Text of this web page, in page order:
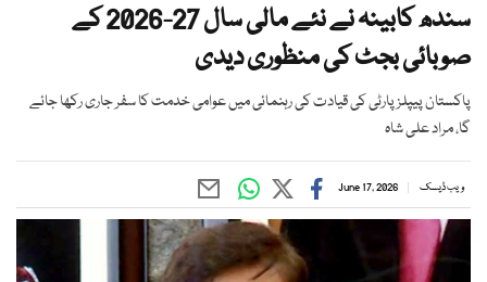
سندھ کابینہ نے نئے مالی سال 27-2026 کے
صوبائی بجٹ کی منظوری دیدی
پاکستان پیپلز پارٹی کی قیادت کی رہنمائی میں عوامی خدمت کا سفر جاری رکھا جائے
گا، مراد علی شاہ
ویب ڈیسک June 17, 2026